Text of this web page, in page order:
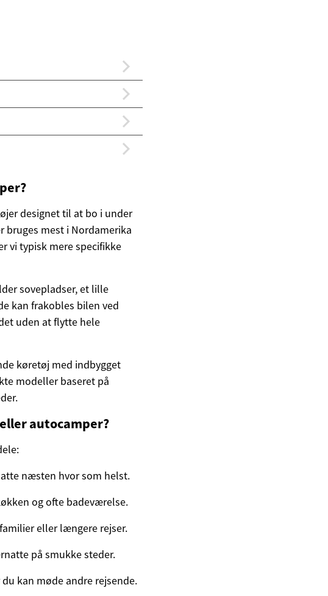
designet til at bo i under
bruges mest i Nordamerika
vi typisk mere specifikke
sovepladser, et lille
kan frakobles bilen ved
uden at flytte hele
køretøj med indbygget
modeller baseret på
autocamper?
næsten hvor som helst.
og ofte badeværelse.
eller længere rejser.
på smukke steder.
kan møde andre rejsende.